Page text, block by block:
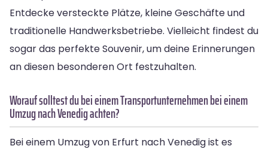
Entdecke versteckte Plätze, kleine Geschäfte und
traditionelle Handwerksbetriebe. Vielleicht findest du
sogar das perfekte Souvenir, um deine Erinnerungen
an diesen besonderen Ort festzuhalten.
Worauf solltest du bei einem Transportunternehmen bei einem
Umzug nach Venedig achten?
Bei einem Umzug von Erfurt nach Venedig ist es